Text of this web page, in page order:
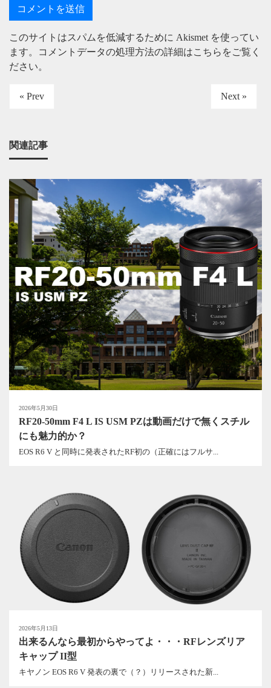
このサイトはスパムを低減するために Akismet を使ってい
ます。
コメントデータの処理方法の詳細はこちらをご覧く
ださい。
« Prev Next »
関連記事
2026年5月30日
RF20-50mm F4 L IS USM PZは動画だけで無くスチル
にも魅力的か？
EOS R6 V と同時に発表されたRF初の（正確にはフルサ...
2026年5月13日
出来るんなら最初からやってよ・・・RFレンズリア
キャップ II型
キヤノン EOS R6 V 発表の裏で（？）リリースされた新...